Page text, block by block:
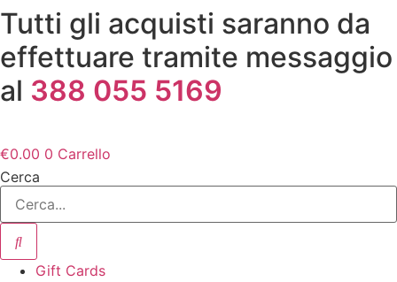
Vai
al
contenuto
Tutti gli acquisti saranno da
effettuare tramite messaggio
al 388 055 5169
€0.00 0 Carrello
Cerca
Gift Cards